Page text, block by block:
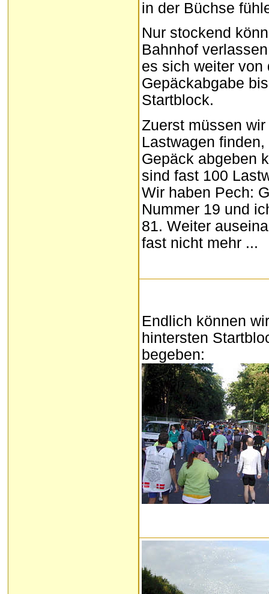
in der Büchse
Nur stockend
Bahnhof
es sich weiter von
Gepäckabgabe
Startblock.
Zuerst müssen
Lastwagen
Gepäck abgeben
sind fast 100
Wir haben Pech:
Nummer 19 und
81. Weiter
fast nicht mehr ...
Endlich können
hintersten
begeben: